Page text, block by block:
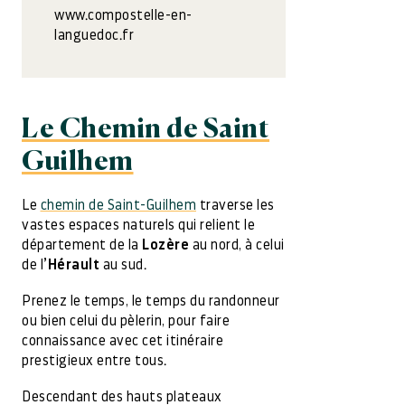
www.compostelle-en-
languedoc.fr
Le Chemin de Saint
Guilhem
Le chemin de Saint-Guilhem traverse les
vastes espaces naturels qui relient le
département de la Lozère au nord, à celui
de l ’Hérault au sud.
Prenez le temps, le temps du randonneur
ou bien celui du pèlerin, pour faire
connaissance avec cet itinéraire
prestigieux entre tous.
Descendant des hauts plateaux